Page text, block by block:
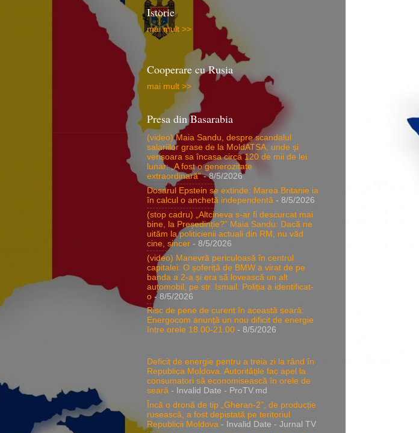
Istorie
mai mult >>
Cooperare cu Rusia
mai mult >>
Presa din Basarabia
(video) Maia Sandu, despre scandalul
salariilor grase de la MoldATSA, unde și
verișoara sa încasa circa 120 de mii de lei
lunar: „A fost o generozitate
extraordinară”- 8/5/2026
Dosarul Epstein se extinde: Marea Britanie ia
în calcul o anchetă independentă - 8/5/2026
(stop cadru) „Altcineva s-ar fi descurcat mai
bine, la Președinție?” Maia Sandu: Dacă ne
uităm la politicienii actuali din RM, nu văd
cine, sincer - 8/5/2026
(video) Manevră periculoasă în centrul
capitalei: O șoferiță de BMW a virat de pe
banda a 2-a și era să lovească un alt
automobil, pe str. Ismail. Poliția a identificat-
o - 8/5/2026
Risc de pene de curent în această seară:
Energocom anunță un nou dificit de energie
între orele 18.00-21.00 - 8/5/2026
Deficit de energie pentru a treia zi la rând în
Republica Moldova. Autoritățile fac apel la
consumatori să economisească în orele de
seară - Invalid Date - ProTV.md
Încă o dronă de tip „Gheran-2”, de producție
rusească, a fost depistată pe teritoriul
Republicii Moldova - Invalid Date - Jurnal TV